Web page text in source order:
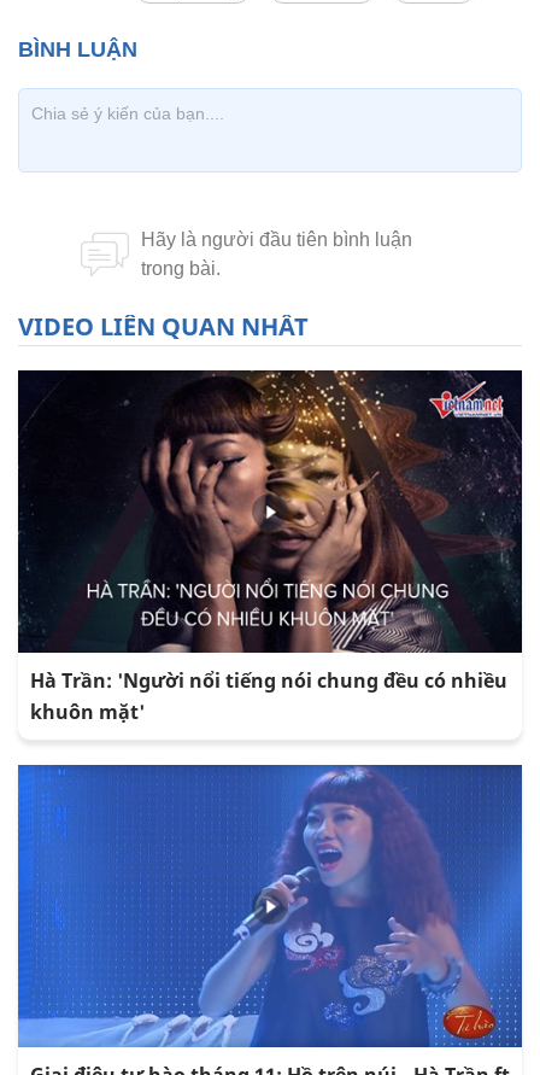
VIDEO LIÊN QUAN NHẤT
Hà Trần: 'Người nổi tiếng nói chung đều có nhiều
khuôn mặt'